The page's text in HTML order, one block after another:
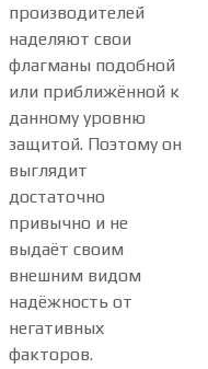
производителей
наделяют свои
флагманы подобной
или приближённой к
данному уровню
защитой. Поэтому он
выглядит
достаточно
привычно и не
выдаёт своим
внешним видом
надёжность от
негативных
факторов.